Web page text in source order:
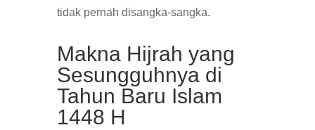
tidak pernah disangka-sangka.
Makna Hijrah yang
Sesungguhnya di
Tahun Baru Islam
1448 H